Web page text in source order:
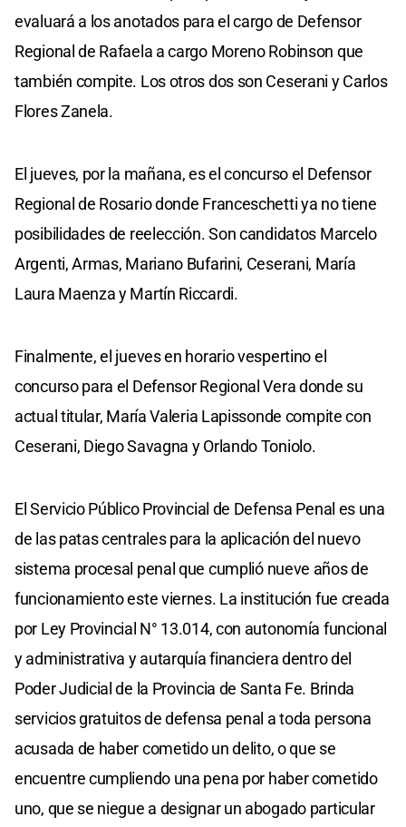
evaluará a los anotados para el cargo de Defensor
Regional de Rafaela a cargo Moreno Robinson que
también compite. Los otros dos son Ceserani y Carlos
Flores Zanela.
El jueves, por la mañana, es el concurso el Defensor
Regional de Rosario donde Franceschetti ya no tiene
posibilidades de reelección. Son candidatos Marcelo
Argenti, Armas, Mariano Bufarini, Ceserani, María
Laura Maenza y Martín Riccardi.
Finalmente, el jueves en horario vespertino el
concurso para el Defensor Regional Vera donde su
actual titular, María Valeria Lapissonde compite con
Ceserani, Diego Savagna y Orlando Toniolo.
El Servicio Público Provincial de Defensa Penal es una
de las patas centrales para la aplicación del nuevo
sistema procesal penal que cumplió nueve años de
funcionamiento este viernes. La institución fue creada
por Ley Provincial N° 13.014, con autonomía funcional
y administrativa y autarquía financiera dentro del
Poder Judicial de la Provincia de Santa Fe. Brinda
servicios gratuitos de defensa penal a toda persona
acusada de haber cometido un delito, o que se
encuentre cumpliendo una pena por haber cometido
uno, que se niegue a designar un abogado particular